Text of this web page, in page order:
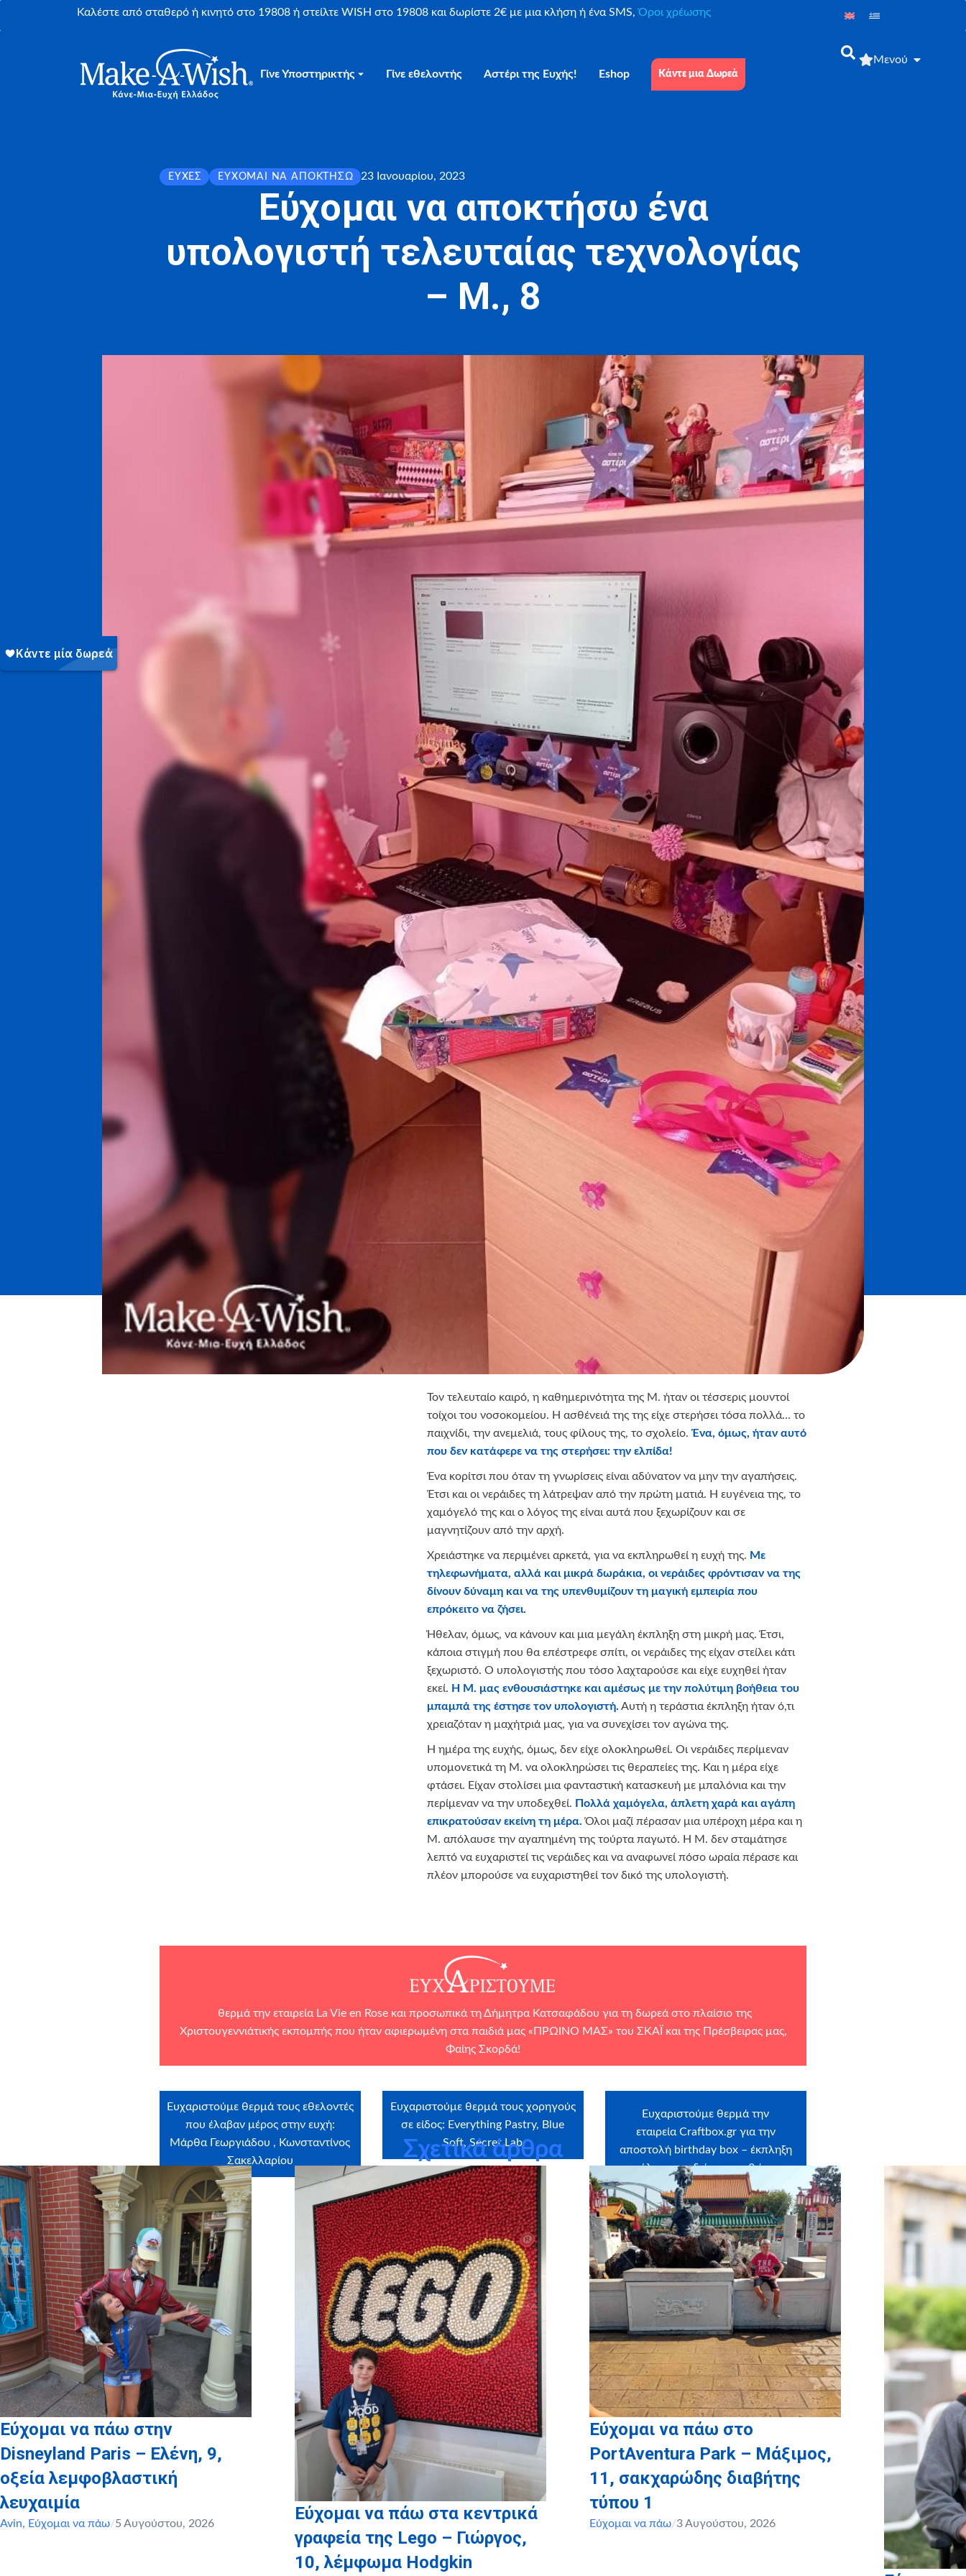
Καλέστε από σταθερό ή κινητό στο 19808 ή στείλτε WISH στο 19808 και δωρίστε 2€ με μια κλήση ή ένα SMS,Όροι χρέωσης
Γίνε Υποστηρικτής Γίνε εθελοντής Αστέρι της Ευχής! Eshop Κάντε μια Δωρεά
Μενού
ΕΥΧΈΣ ΕΎΧΟΜΑΙ ΝΑ ΑΠΟΚΤΉΣΩ 23 Ιανουαρίου, 2023
Εύχομαι να αποκτήσω ένα
υπολογιστή τελευταίας τεχνολογίας
– Μ., 8
Τον τελευταίο καιρό, η καθημερινότητα της Μ. ήταν οι τέσσερις μουντοί
τοίχοι του νοσοκομείου. Η ασθένειά της της είχε στερήσει τόσα πολλά… το
παιχνίδι, την ανεμελιά, τους φίλους της, το σχολείο. Ένα, όμως, ήταν αυτό
που δεν κατάφερε να της στερήσει: την ελπίδα!
Ένα κορίτσι που όταν τη γνωρίσεις είναι αδύνατον να μην την αγαπήσεις.
Έτσι και οι νεράιδες τη λάτρεψαν από την πρώτη ματιά. Η ευγένεια της, το
χαμόγελό της και ο λόγος της είναι αυτά που ξεχωρίζουν και σε
μαγνητίζουν από την αρχή.
Χρειάστηκε να περιμένει αρκετά, για να εκπληρωθεί η ευχή της. Με
τηλεφωνήματα, αλλά και μικρά δωράκια, οι νεράιδες φρόντισαν να της
δίνουν δύναμη και να της υπενθυμίζουν τη μαγική εμπειρία που
επρόκειτο να ζήσει.
Ήθελαν, όμως, να κάνουν και μια μεγάλη έκπληξη στη μικρή μας. Έτσι,
κάποια στιγμή που θα επέστρεφε σπίτι, οι νεράιδες της είχαν στείλει κάτι
ξεχωριστό. Ο υπολογιστής που τόσο λαχταρούσε και είχε ευχηθεί ήταν
εκεί. Η Μ. μας ενθουσιάστηκε και αμέσως με την πολύτιμη βοήθεια του
μπαμπά της έστησε τον υπολογιστή. Αυτή η τεράστια έκπληξη ήταν ό,τι
χρειαζόταν η μαχήτριά μας, για να συνεχίσει τον αγώνα της.
Η ημέρα της ευχής, όμως, δεν είχε ολοκληρωθεί. Οι νεράιδες περίμεναν
υπομονετικά τη Μ. να ολοκληρώσει τις θεραπείες της. Και η μέρα είχε
φτάσει. Είχαν στολίσει μια φανταστική κατασκευή με μπαλόνια και την
περίμεναν να την υποδεχθεί. Πολλά χαμόγελα, άπλετη χαρά και αγάπη
επικρατούσαν εκείνη τη μέρα. Όλοι μαζί πέρασαν μια υπέροχη μέρα και η
Μ. απόλαυσε την αγαπημένη της τούρτα παγωτό. Η Μ. δεν σταμάτησε
λεπτό να ευχαριστεί τις νεράιδες και να αναφωνεί πόσο ωραία πέρασε και
πλέον μπορούσε να ευχαριστηθεί τον δικό της υπολογιστή.
θερμά την εταιρεία La Vie en Roseκαι προσωπικά τη Δήμητρα Κατσαφάδου για τη δωρεά στο πλαίσιο της
Χριστουγεννιάτικής εκπομπής που ήταν αφιερωμένη στα παιδιά μας «ΠΡΩΙΝΟ ΜΑΣ» του ΣΚΑΪ και της Πρέσβειρας μας,
Φαίης Σκορδά!
Ευχαριστούμε θερμά τους εθελοντές
που έλαβαν μέρος στην ευχή:
Μάρθα Γεωργιάδου , Κωνσταντίνος
Σακελλαρίου
Ευχαριστούμε θερμά τους χορηγούς
σε είδος: Everything Pastry, Blue
Soft, Secret Lab
Ευχαριστούμε θερμά την
εταιρεία Craftbox.grγια την
αποστολή birthday box – έκπληξη
σε όλα τα παιδιά μας, καθώς και
τοmyikona.grγια τη χορηγία
όλων των προσωποποιημένων
φωτογραφικών άλμπουμ!
Σχετικά άρθρα
Εύχομαι να πάω στην
Disneyland Paris – Ελένη, 9,
οξεία λεμφοβλαστική
λευχαιμία
Avin, Εύχομαι να πάω/5 Αυγούστου, 2026
Εύχομαι να πάω στα κεντρικά
γραφεία της Lego – Γιώργος,
10, λέμφωμα Hodgkin
Εύχομαι να πάω στο
PortAventura Park – Μάξιμος,
11, σακχαρώδης διαβήτης
τύπου 1
Εύχομαι να πάω/3 Αυγούστου, 2026